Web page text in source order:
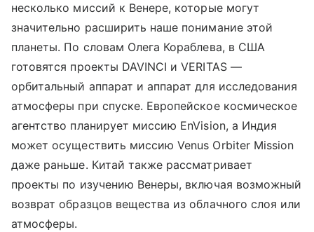
несколько миссий к Венере, которые могут
значительно расширить наше понимание этой
планеты. По словам Олега Кораблева, в США
готовятся проекты DAVINCI и VERITAS —
орбитальный аппарат и аппарат для исследования
атмосферы при спуске. Европейское космическое
агентство планирует миссию EnVision, а Индия
может осуществить миссию Venus Orbiter Mission
даже раньше. Китай также рассматривает
проекты по изучению Венеры, включая возможный
возврат образцов вещества из облачного слоя или
атмосферы.